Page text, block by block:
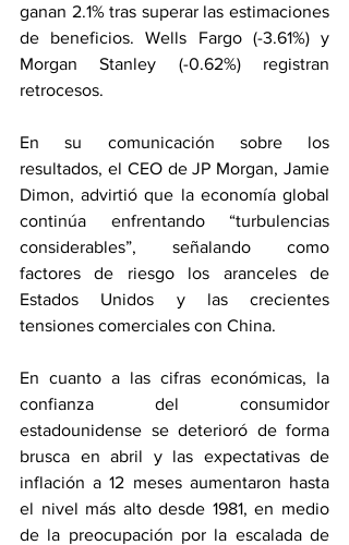
ganan 2.1% tras superar las estimaciones
de beneficios. Wells Fargo (-3.61%) y
Morgan Stanley (-0.62%) registran
retrocesos.
En su comunicación sobre los
resultados, el CEO de JP Morgan, Jamie
Dimon, advirtió que la economía global
continúa enfrentando “turbulencias
considerables”, señalando como
factores de riesgo los aranceles de
Estados Unidos y las crecientes
tensiones comerciales con China.
En cuanto a las cifras económicas, la
confianza del consumidor
estadounidense se deterioró de forma
brusca en abril y las expectativas de
inflación a 12 meses aumentaron hasta
el nivel más alto desde 1981, en medio
de la preocupación por la escalada de